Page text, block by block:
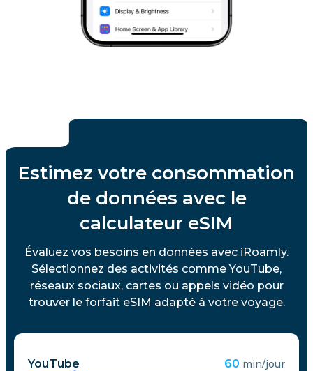
Estimez votre consommation
de données avec le
calculateur eSIM
Évaluez vos besoins en données avec iRoamly.
Sélectionnez des activités comme YouTube,
réseaux sociaux, cartes ou appels vidéo pour
trouver le forfait eSIM adapté à votre voyage.
YouTube 60 min/jour